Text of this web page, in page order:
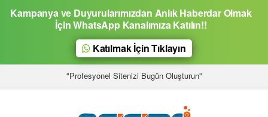
Kampanya ve Duyurularımızdan Anlık Haberdar Olmak
İçin WhatsApp Kanalımıza Katılın!!
Katılmak İçin Tıklayın
"Profesyonel Sitenizi Bugün Oluşturun"